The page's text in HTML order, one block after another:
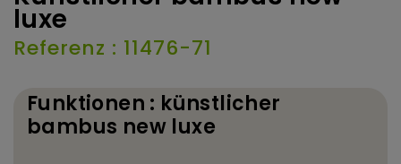
luxe
Referenz : 11476-71
Funktionen : künstlicher
bambus new luxe